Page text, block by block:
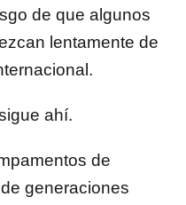
de que algunos
lentamente de
ahí.
de
generaciones